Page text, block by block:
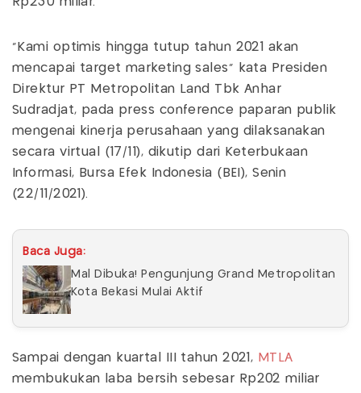
“Kami optimis hingga tutup tahun 2021 akan
mencapai target marketing sales” kata Presiden
Direktur PT Metropolitan Land Tbk Anhar
Sudradjat, pada press conference paparan publik
mengenai kinerja perusahaan yang dilaksanakan
secara virtual (17/11), dikutip dari Keterbukaan
Informasi, Bursa Efek Indonesia (BEI), Senin
(22/11/2021).
Baca Juga:
Mal Dibuka! Pengunjung Grand Metropolitan
Kota Bekasi Mulai Aktif
Sampai dengan kuartal III tahun 2021, MTLA
membukukan laba bersih sebesar Rp202 miliar